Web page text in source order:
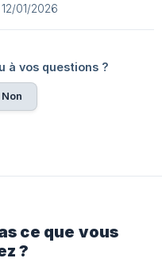
01/2026
à vos questions ?
Non
ce que vous
?